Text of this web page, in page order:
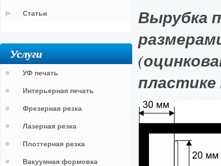
Вырубка
Статьи
Услуги
УФ печать
Интерьерная печать
Фрезерная резка
Лазерная резка
Плоттерная резка
Вакуумная формовка